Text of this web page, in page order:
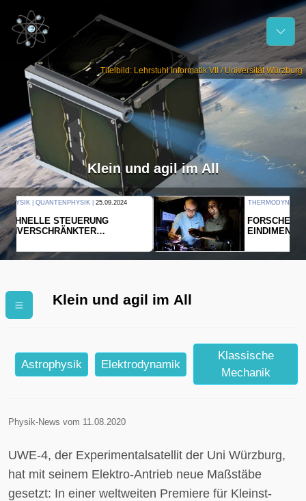
Titelbild: Lehrstuhl Informatik VII / Universität Würzburg
Klein und agil im All
THERMODYNAMIK | WELLENLEHRE | 23.09.2024
FORSCHER ERZEUGEN
EINDIMENSIONALES GAS AUS LICHT
Klein und agil im All
Astrophysik Elektrodynamik
Klassische
Mechanik
Physik-News vom 11.08.2020
UWE-4, der Experimentalsatellit der Uni Würzburg,
hat mit seinem Elektro-Antrieb neue Maßstäbe
gesetzt: In einer weltweiten Premiere für Kleinst-